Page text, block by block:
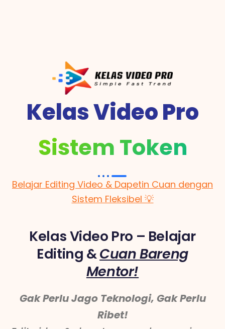
Kelas Video Pro
Sistem Token
Belajar Editing Video & Dapetin Cuan dengan
Sistem Fleksibel 💡
Kelas Video Pro – Belajar
Editing &Cuan Bareng
Mentor!
Gak Perlu Jago Teknologi, Gak Perlu
Ribet!